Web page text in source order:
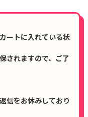
ートに入れている状
されますので、ご了
信をお休みしており